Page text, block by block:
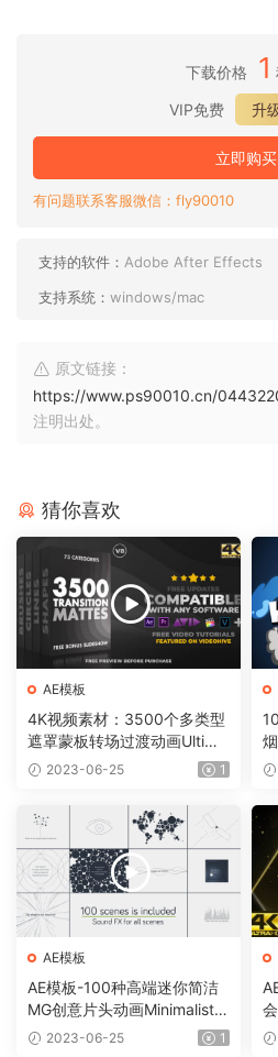
下载价格 1
VIP免费
升
立即购买
有问题联系客服微信：fly90010
支持的软件： Adobe After Effects
支持系统： windows/mac
原文链接：
https://www.ps90010.cn/
注明出处。
猜你喜欢
AE模板
4K视频素材：3500个多类型
遮罩蒙板转场过渡动画Ultima
te Transition Mattes Pack v
2023-06-25 1
AE模板
AE模板-100种高端迷你简洁
MG创意片头动画Minimalistic
Presentation Pack
2023-06-25 1